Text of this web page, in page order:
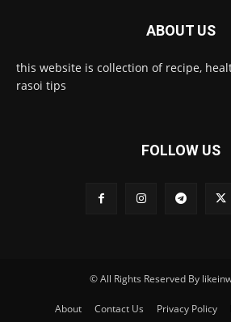
ABOUT US
this website is collection of recipe,
rasoi tips
FOLLOW US
© All Rights Reserved By
About Contact Us Privacy Policy